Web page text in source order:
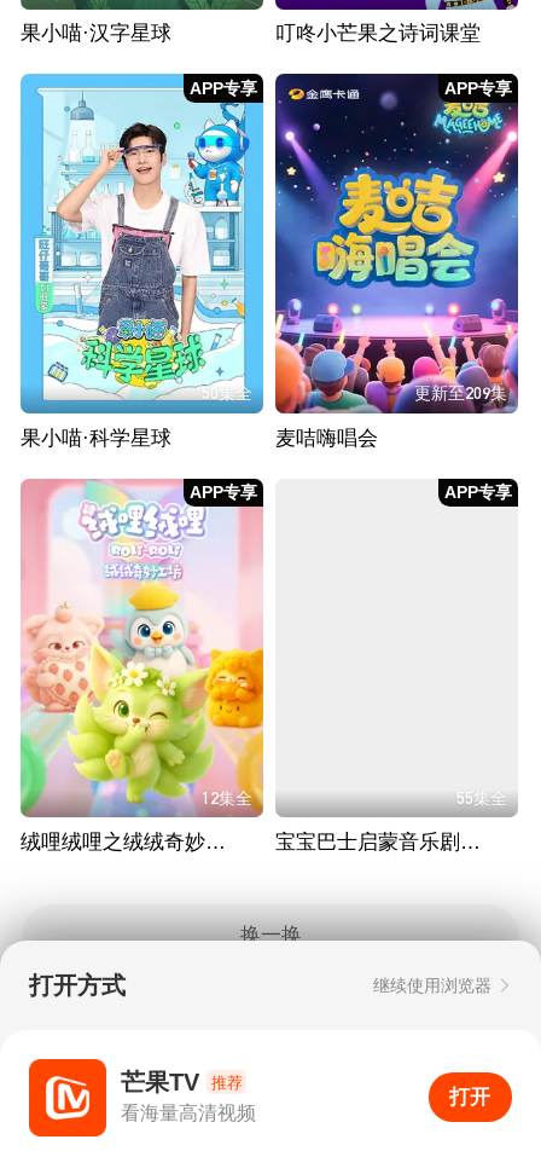
果小喵·汉字星球 叮咚小芒果之诗词课堂
APP专享
50集全
果小喵·科学星球
APP专享
更新至209集
麦咭嗨唱会
APP专享
12集全
绒哩绒哩之绒绒奇妙工坊
APP专享
55集全
宝宝巴士启蒙音乐剧之认知大全
换一换
1
打开APP
打开方式 继续使用浏览器
芒果TV 推荐
看海量高清视频
打开